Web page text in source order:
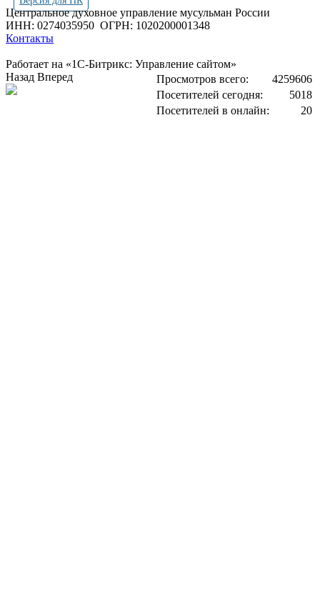
Центральное духовное управление мусульман России
ИНН: 0274035950 ОГРН: 1020200001348
Контакты
Работает на «1С-Битрикс: Управление сайтом»
Просмотров всего:
4259606
Посетителей сегодня:
5018
Посетителей в онлайн:
20
Назад Вперед